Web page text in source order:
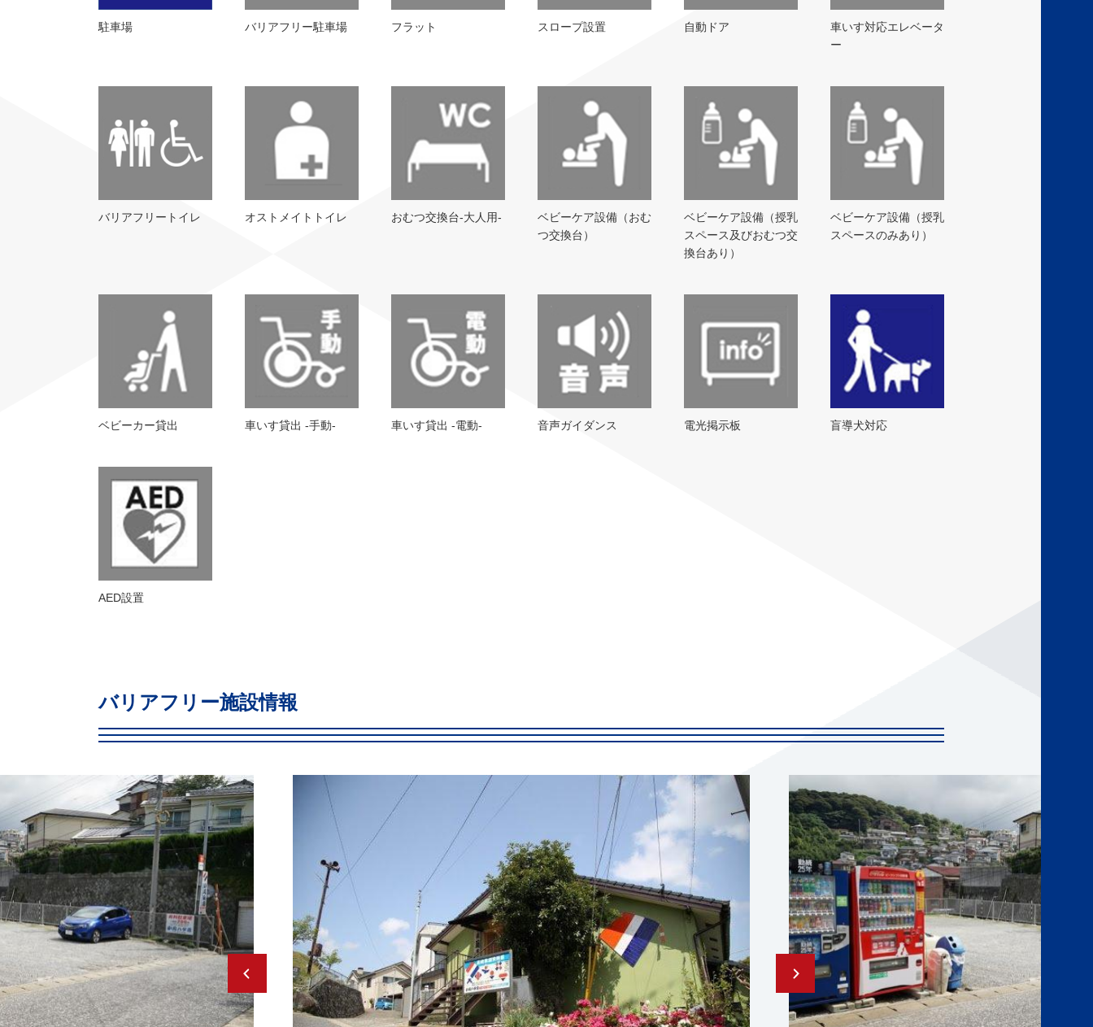
駐車場 バリアフリー駐車場 フラット スロープ設置 自動ドア
車いす対応エレベータ
ー
バリアフリートイレ オストメイトトイレ おむつ交換台-大人用-
ベビーケア設備（おむ
つ交換台）
ベビーケア設備（授乳
スペース及びおむつ交
換台あり）
ベビーケア設備（授乳
スペースのみあり）
ベビーカー貸出 車いす貸出 -手動- 車いす貸出 -電動- 音声ガイダンス 電光掲示板 盲導犬対応
AED設置
バリアフリー施設情報